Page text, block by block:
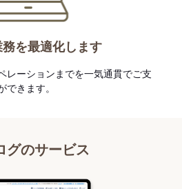
を最適化します
レーションまでを一気通貫でご支
できます。
グのサービス